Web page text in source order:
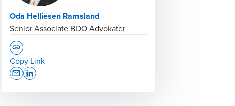
Oda Helliesen Ramsland
Senior Associate BDO Advokater
Copy Link